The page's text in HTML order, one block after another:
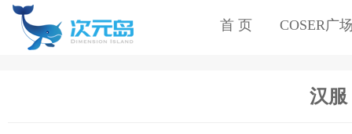
首 页 COSER广
汉服